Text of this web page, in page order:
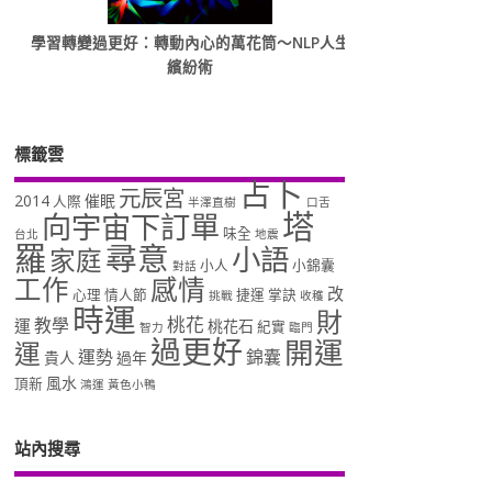
學習轉變過更好：轉動內心的萬花筒～NLP人生
繽紛術
標籤雲
2014 人際 催眠 元辰宮 半澤直樹 占卜 口舌
台北 向宇宙下訂單 味全 地震 塔
羅家庭尋意 對話 小人 小語 小錦囊
工作 心理 情人節 感情 挑戰 捷運 掌訣 收穫 改
運 教學 時運 智力 桃花 桃花石 紀實 臨門 財
運 貴人 運勢過年 過更好錦囊 開運
頂新 風水 鴻運 黃色小鴨
站內搜尋